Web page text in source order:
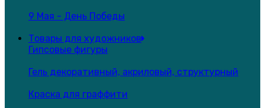
9 Мая - День Победы
Товары для художников
Гипсовые фигуры
Гель декоративный, акриловый, структурный
Краска для граффити